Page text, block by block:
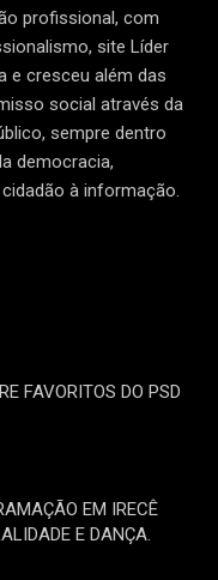
profissional, com
site Líder
e cresceu além das
social através da
sempre dentro
democracia,
à informação.
FAVORITOS DO PSD
EM IRECÊ
E DANÇA.